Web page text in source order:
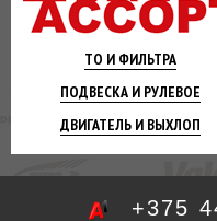
ТО И ФИЛЬТРА
ПОДВЕСКА И РУЛЕВОЕ
ДВИГАТЕЛЬ И ВЫХЛОП
+375